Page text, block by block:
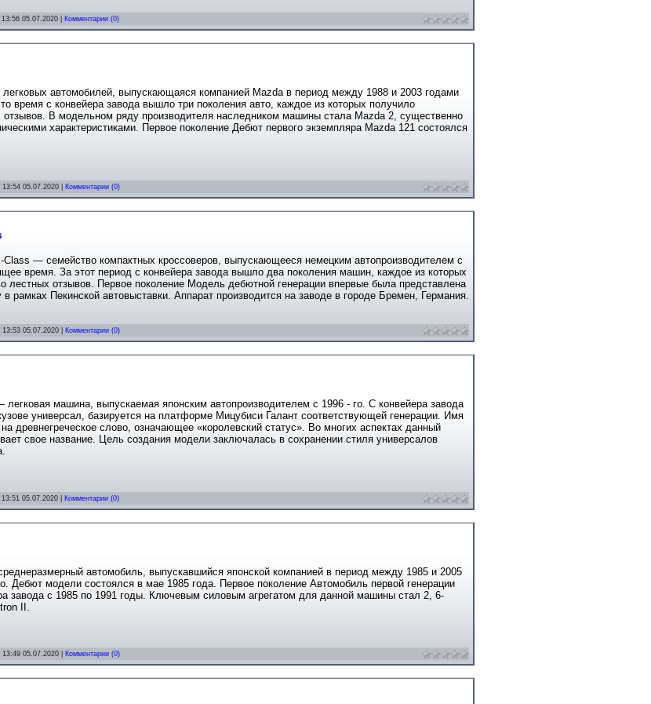
13:56 05.07.2020 Комментарии (0)
автомобилей, выпускающаяся компанией Mazda в период между 1988 и 2003 годами
время с конвейера завода вышло три поколения авто, каждое из которых получило
отзывов. В модельном ряду производителя наследником машины стала Mazda 2, существенно
характеристиками. Первое поколение Дебют первого экземпляра Mazda 121 состоялся
13:54 05.07.2020 Комментарии (0)
Class — семейство компактных кроссоверов, выпускающееся немецким автопроизводителем с
время. За этот период с конвейера завода вышло два поколения машин, каждое из которых
лестных отзывов. Первое поколение Модель дебютной генерации впервые была представлена
в рамках Пекинской автовыставки. Аппарат производится на заводе в городе Бремен, Германия.
13:53 05.07.2020 Комментарии (0)
машина, выпускаемая японским автопроизводителем с 1996 - го. С конвейера завода
универсал, базируется на платформе Мицубиси Галант соответствующей генерации. Имя
древнегреческое слово, означающее «королевский статус». Во многих аспектах данный
свое название. Цель создания модели заключалась в сохранении стиля универсалов
13:51 05.07.2020 Комментарии (0)
автомобиль, выпускавшийся японской компанией в период между 1985 и 2005
Дебют модели состоялся в мае 1985 года. Первое поколение Автомобиль первой генерации
завода с 1985 по 1991 годы. Ключевым силовым агрегатом для данной машины стал 2, 6-
II.
13:49 05.07.2020 Комментарии (0)